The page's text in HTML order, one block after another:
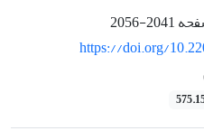
2041-2056
https://doi.org/